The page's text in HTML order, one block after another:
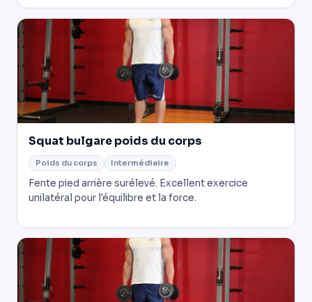
Squat bulgare poids du corps
Poids du corps Intermédiaire
Fente pied arrière surélevé. Excellent exercice
unilatéral pour l'équilibre et la force.